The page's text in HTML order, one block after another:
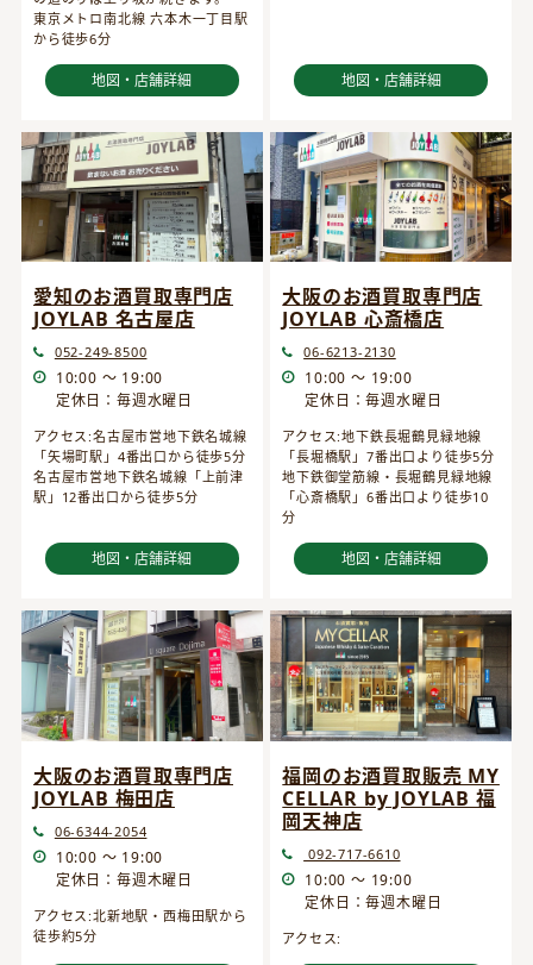
東京メトロ南北線 六本木一丁目駅
から徒歩6分
地図・店舗詳細 地図・店舗詳細
愛知のお酒買取専門店
JOYLAB 名古屋店
052-249-8500
10:00 ～ 19:00
定休日：毎週水曜日
アクセス:名古屋市営地下鉄名城線
「矢場町駅」4番出口から徒歩5分
名古屋市営地下鉄名城線「上前津
駅」12番出口から徒歩5分
地図・店舗詳細
大阪のお酒買取専門店
JOYLAB 心斎橋店
06-6213-2130
10:00 ～ 19:00
定休日：毎週水曜日
アクセス:地下鉄長堀鶴見緑地線
「長堀橋駅」7番出口より徒歩5分
地下鉄御堂筋線・長堀鶴見緑地線
「心斎橋駅」6番出口より徒歩10
分
地図・店舗詳細
大阪のお酒買取専門店
JOYLAB 梅田店
06-6344-2054
10:00 ～ 19:00
定休日：毎週木曜日
アクセス:北新地駅・西梅田駅から
徒歩約5分
福岡のお酒買取販売 MY
CELLAR by JOYLAB 福
岡天神店
092-717-6610
10:00 ～ 19:00
定休日：毎週木曜日
アクセス: